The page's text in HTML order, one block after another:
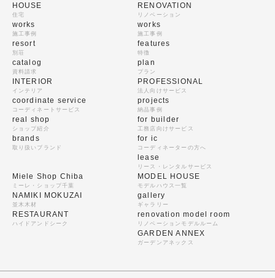
HOUSE
住宅
works
施工事例
resort
別荘
catalog
資料請求
RENOVATION
リノベーション
works
施工事例
features
特徴
plan
プラン
INTERIOR
インテリア
coordinate service
コーディネートサービス
real shop
ショップ紹介
brands
取り扱いブランド
PROFESSIONAL
法人向けサービス
projects
納品事例
for builder
工務店向けサービス
for ic
コーディネーターの方へ
lease
リース・レンタルサービス
Miele Shop Chiba
ミーレ・ショップ千葉
NAMIKI MOKUZAI
並木木材
RESTAURANT
ハイドアンドシーク
MODEL HOUSE
モデルハウス一覧
gallery
ギャラリー
renovation model room
リノベーションモデルルーム
GARDEN ANNEX
ガーデンアネックス